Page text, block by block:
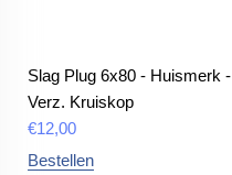
Slag Plug 6x80 - Huismerk -
Verz. Kruiskop
€12,00
Bestellen